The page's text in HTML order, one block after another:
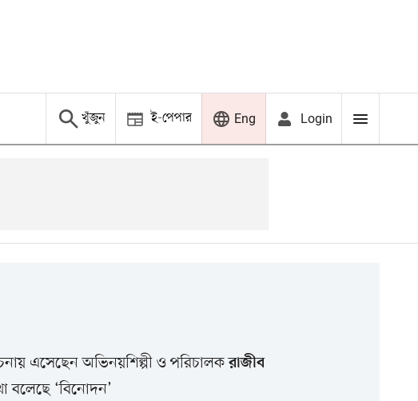
খুঁজুন ই-পেপার Eng Login
এসেছেন অভিনয়শিল্পী ও পরিচালকরাজীব
বলেছে ‘বিনোদন’